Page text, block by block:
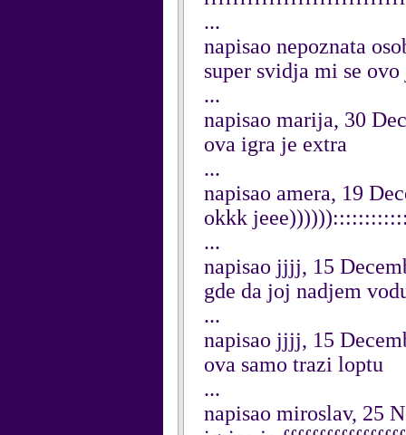
...
napisao nepoznata
super svidja mi se
...
napisao marija, 30
ova igra je extra
...
napisao amera, 19
okkk
...
napisao jjjj, 15
gde da joj nadjem
...
napisao jjjj, 15
ova samo trazi loptu
...
napisao miroslav, 25